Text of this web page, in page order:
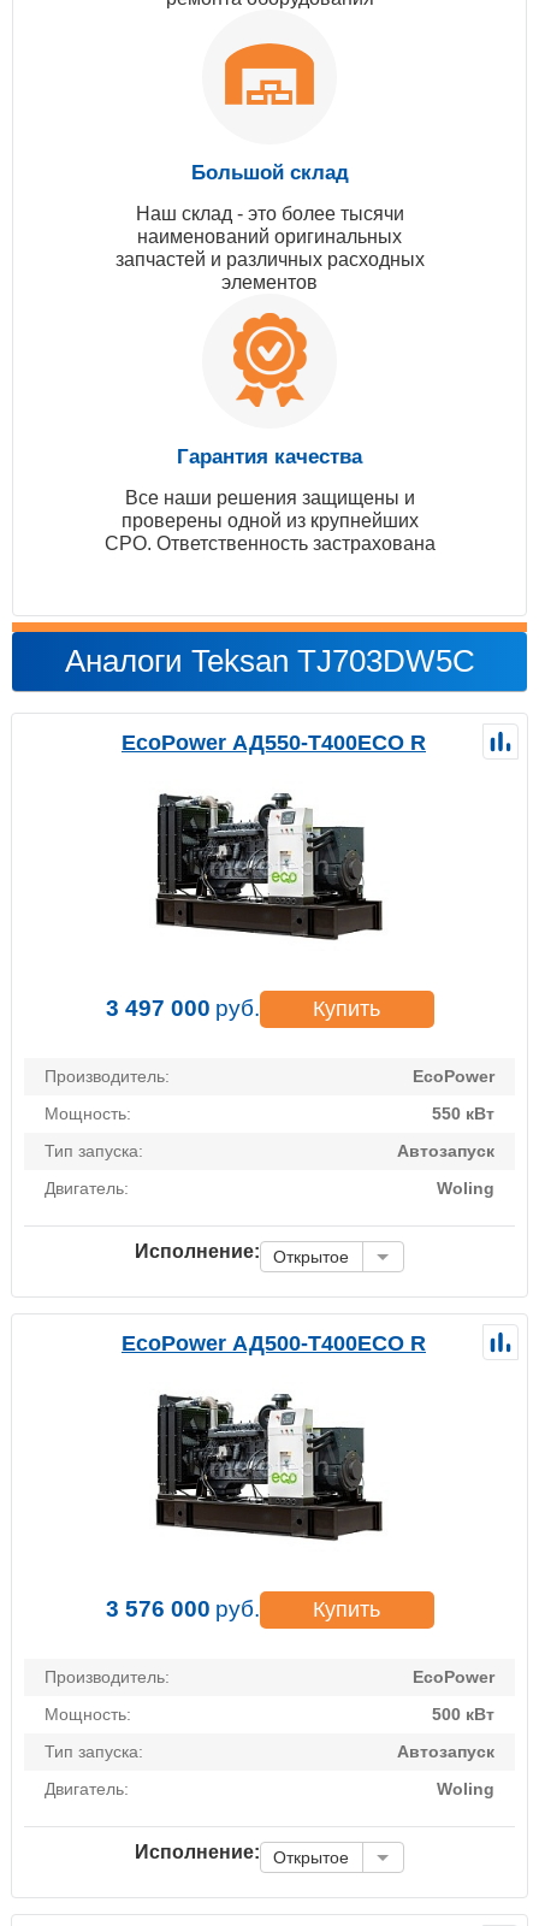
Большой склад
Наш склад - это более тысячи
наименований оригинальных
запчастей и различных расходных
элементов
Гарантия качества
Все наши решения защищены и
проверены одной из крупнейших
СРО. Ответственность застрахована
Аналоги Teksan TJ703DW5C
EcoPower АД550-T400ECO R
3 497 000 руб. Купить
Производитель:
EcoPower
Мощность:
550 кВт
Тип запуска:
Автозапуск
Двигатель:
Woling
Исполнение: Открытое
EcoPower АД500-T400ECO R
3 576 000 руб. Купить
Производитель:
EcoPower
Мощность:
500 кВт
Тип запуска:
Автозапуск
Двигатель:
Woling
Исполнение: Открытое